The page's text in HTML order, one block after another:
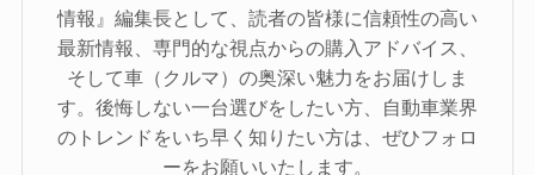
情報』編集長として、読者の皆様に信頼性の高い
最新情報、専門的な視点からの購入アドバイス、
そして車（クルマ）の奥深い魅力をお届けしま
す。後悔しない一台選びをしたい方、自動車業界
のトレンドをいち早く知りたい方は、ぜひフォロ
ーをお願いいたします。